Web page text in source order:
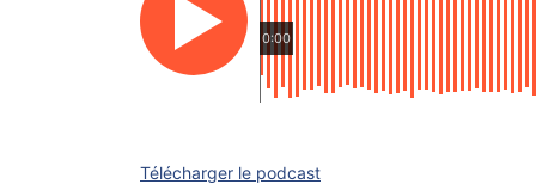
0:00
Télécharger le podcast